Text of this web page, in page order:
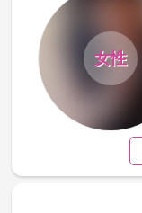
女性